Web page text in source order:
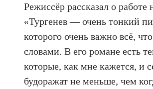
Режиссёр рассказал о
«Тургенев — очень тонкий
которого очень важно всё, что
словами. В его романе есть
которые, как мне кажется, и
будоражат не меньше, чем